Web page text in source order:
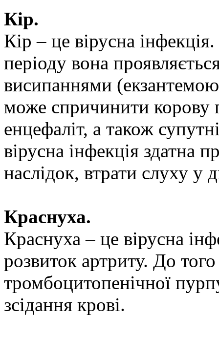
Кір.
Кір – це вірусна
періоду вона
висипаннями
може спричинити корову
енцефаліт, а також
вірусна інфекція здатна
наслідок, втрати слуху у
Краснуха.
Краснуха – це вірусна
розвиток артриту. До
тромбоцитопенічної
зсідання крові.